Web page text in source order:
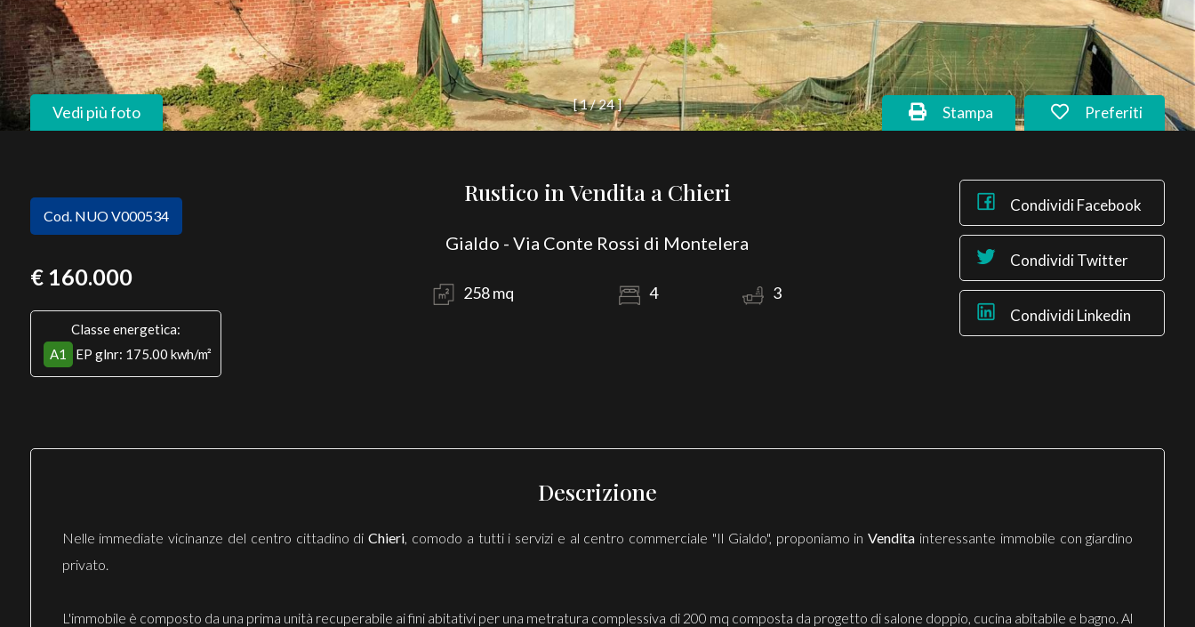
[1/24]
Vedi più foto
Cod. NUO V000534
€ 160.000
Classe energetica:
A1
EP glnr: 175.00 kwh/m²
Rustico in Vendita a Chieri
Gialdo - Via Conte Rossi di Montelera
258 mq 4 3
Preferiti
Stampa
Condividi Facebook
Condividi Twitter
Condividi Linkedin
Descrizione
Nelle immediate vicinanze del centro cittadino diChieri, comodo a tutti i servizi e al centro commerciale "Il Gialdo", proponiamo inVendita interessante immobile con giardino
privato.
L'immobile è composto da una prima unità recuperabile ai fini abitativi per una metratura complessiva di 200 mq composta da progetto di salone doppio, cucina abitabile e bagno. Al